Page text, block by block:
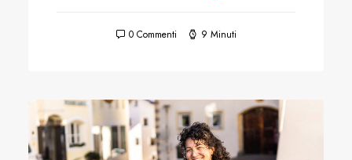
0 Commenti 9 Minuti